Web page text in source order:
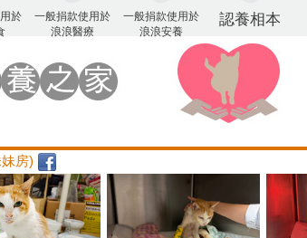
於
一般捐款使用於
浪浪醫療
一般捐款使用於
浪浪安養
認養相本
房)